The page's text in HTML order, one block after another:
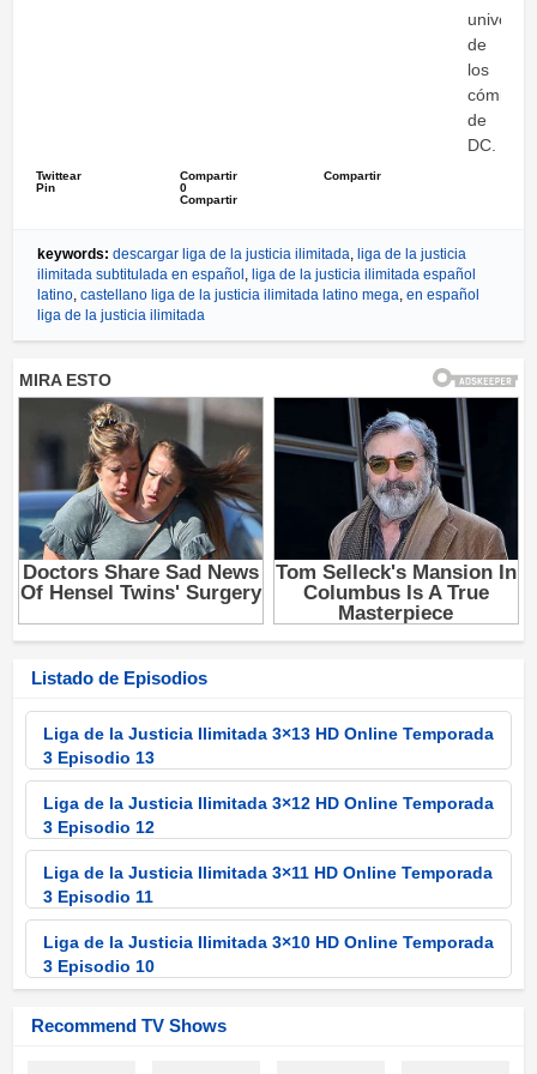
universo
de
los
cómics
de
DC.
Twittear Compartir
Compartir
Pin
0
Compartir
keywords: descargar liga de la justicia ilimitada, liga de la justicia
ilimitada subtitulada en español , liga de la justicia ilimitada español
latino, castellano liga de la justicia ilimitada latino mega, en español
liga de la justicia ilimitada
Listado de Episodios
Liga de la Justicia Ilimitada 3×13 HD Online Temporada
3 Episodio 13
Liga de la Justicia Ilimitada 3×12 HD Online Temporada
3 Episodio 12
Liga de la Justicia Ilimitada 3×11 HD Online Temporada
3 Episodio 11
Liga de la Justicia Ilimitada 3×10 HD Online Temporada
3 Episodio 10
3 Episodio 9
Recommend TV Shows